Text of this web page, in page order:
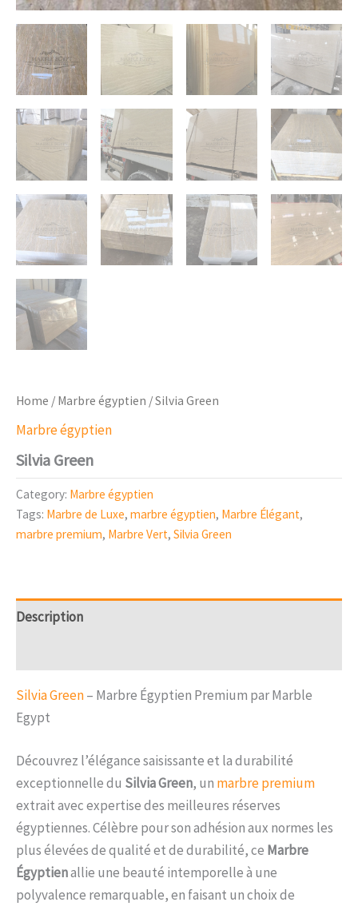
Home / Marbre égyptien / Silvia Green
Marbre égyptien
Silvia Green
Category: Marbre égyptien
Tags: Marbre de Luxe, marbre égyptien, Marbre Élégant,
marbre premium, Marbre Vert, Silvia Green
Description
Silvia Green– Marbre Égyptien Premium par Marble
Egypt
Découvrez l’élégance saisissante et la durabilité
exceptionnelle du Silvia Green, un marbre premium
extrait avec expertise des meilleures réserves
égyptiennes. Célèbre pour son adhésion aux normes les
plus élevées de qualité et de durabilité, ce Marbre
Égyptienallie une beauté intemporelle à une
polyvalence remarquable, en faisant un choix de